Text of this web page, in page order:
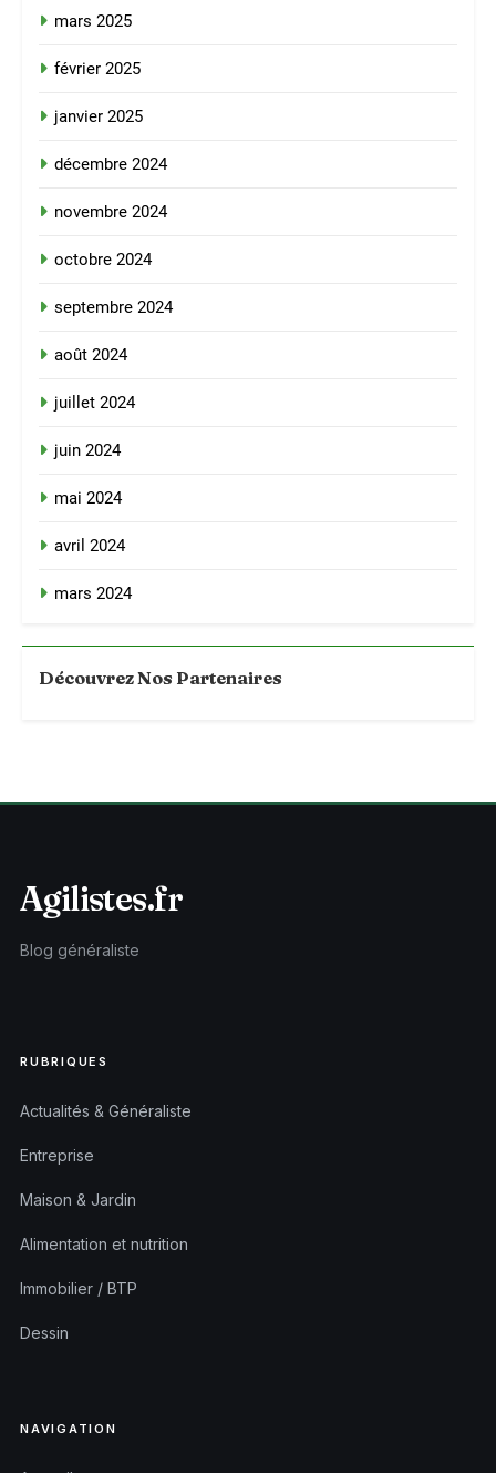
mars 2025
février 2025
janvier 2025
décembre 2024
novembre 2024
octobre 2024
septembre 2024
août 2024
juillet 2024
juin 2024
mai 2024
avril 2024
mars 2024
Découvrez Nos Partenaires
Agilistes.fr
Blog généraliste
RUBRIQUES
Actualités & Généraliste
Entreprise
Maison & Jardin
Alimentation et nutrition
Immobilier / BTP
Dessin
NAVIGATION